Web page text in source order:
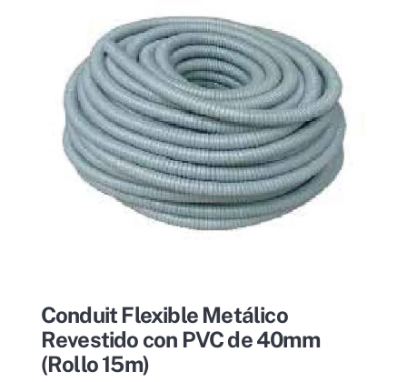
Conduit Flexible Metálico
Revestido con PVC de 40mm
(Rollo 15m)